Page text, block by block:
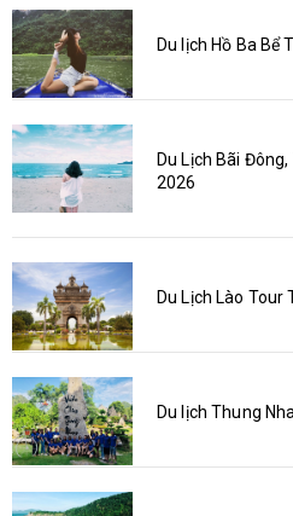
Du lịch Hồ Ba Bể
Du Lịch Bãi
2026
Du Lịch Lào Tour
Du lịch Thung